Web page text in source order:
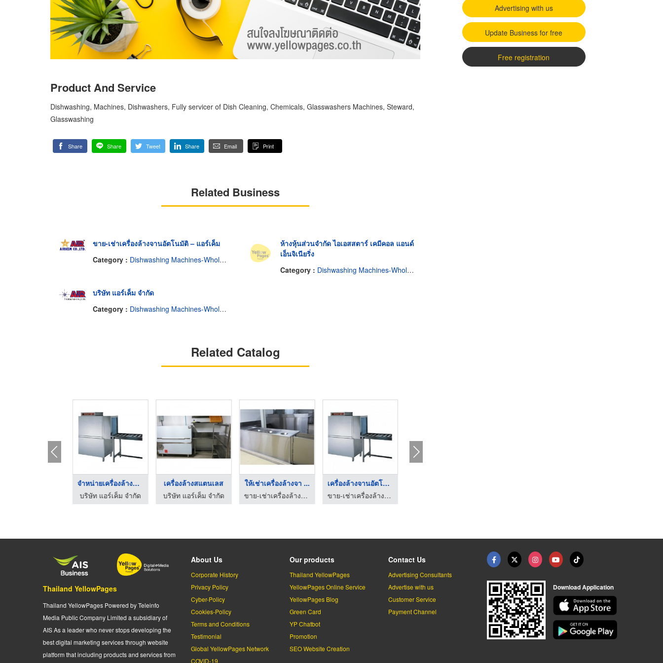
Product And Service
Dishwashing, Machines, Dishwashers, Fully servicer of Dish Cleaning, Chemicals, Glasswashers Machines, Steward,
Glasswashing
Share Share Tweet Share Email Print
Related Business
ขาย-เช่าเครื่องล้างจานอัตโนมัติ – แอร์เค็ม
Category : Dishwashing Machines-Wholesale & Manufacturers
ห้างหุ้นส่วนจำกัด ไอเอสสตาร์ เคมีคอล แอนด์
เอ็นจิเนียริ่ง
Category : Dishwashing Machines-Wholesale & Manufacturers
บริษัท แอร์เค็ม จำกัด
Category : Dishwashing Machines-Wholesale & Manufacturers
Related Catalog
จำหน่ายเครื่องล้างจา ...
บริษัท แอร์เค็ม จำกัด
เครื่องล้างสแตนเลส
บริษัท แอร์เค็ม จำกัด
ให้เช่าเครื่องล้างจา ...
ขาย-เช่าเครื่องล้างจานอัตโนมัติ – แอร์เค็ม
เครื่องล้างจานอัตโนม ...
ขาย-เช่าเครื่องล้างจานอัตโนมัติ – แอร์เค็ม
Advertising with us
Update Business for free
Free registration
Thailand YellowPages
Thailand YellowPages Powered by Teleinfo
Media Public Company Limited a subsidiary of
AIS As a leader who never stops developing the
best digital marketing services through website
platform that including products and services from
About Us
Corporate History
Privacy Policy
Cyber-Policy
Cookies-Policy
Terms and Conditions
Testimonial
Global YellowPages Network
COVID-19
Our products
Thailand YellowPages
YellowPages Online Service
YellowPages Blog
Green Card
YP Chatbot
Promotion
SEO Website Creation
Contact Us
Advertising Consultants
Advertise with us
Customer Service
Payment Channel
Download Application